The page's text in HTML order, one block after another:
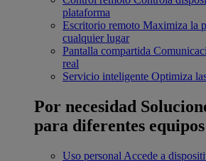
plataforma
Escritorio remoto Maximiza la
cualquier lugar
Pantalla compartida
real
Servicio inteligente Optimiza
Por necesidad
para diferentes equipos
Uso personal Accede a